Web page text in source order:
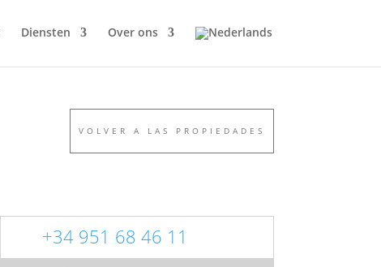
Diensten Over ons
VOLVER A LAS PROPIEDADES
+34 951 68 46 11